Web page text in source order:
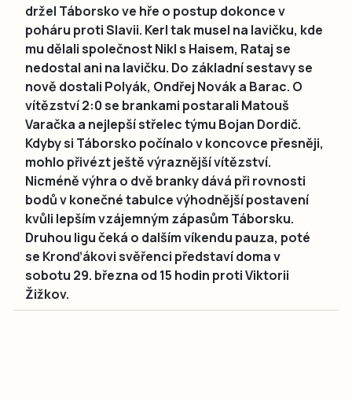
držel Táborsko ve hře o postup dokonce v
poháru proti Slavii. Kerl tak musel na lavičku, kde
mu dělali společnost Nikl s Haisem, Rataj se
nedostal ani na lavičku. Do základní sestavy se
nově dostali Polyák, Ondřej Novák a Barac. O
vítězství 2:0 se brankami postarali Matouš
Varačka a nejlepší střelec týmu Bojan Dordič.
Kdyby si Táborsko počínalo v koncovce přesněji,
mohlo přivézt ještě výraznější vítězství.
Nicméně výhra o dvě branky dává při rovnosti
bodů v konečné tabulce výhodnější postavení
kvůli lepším vzájemným zápasům Táborsku.
Druhou ligu čeká o dalším víkendu pauza, poté
se Kronďákovi svěřenci představí doma v
sobotu 29. března od 15 hodin proti Viktorii
Žižkov.